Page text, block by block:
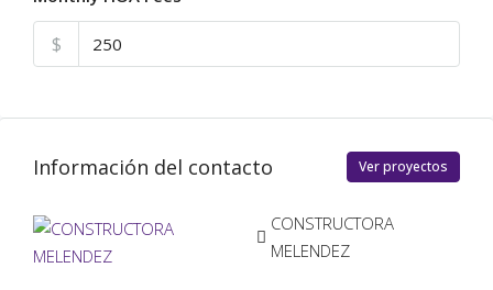
$
Información del contacto Ver proyectos
CONSTRUCTORA
MELENDEZ